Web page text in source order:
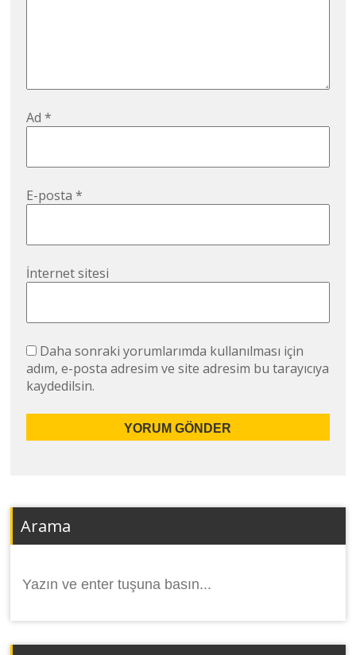
Ad*
E-posta*
İnternet sitesi
Daha sonraki yorumlarımda kullanılması için
adım, e-posta adresim ve site adresim bu tarayıcıya
kaydedilsin.
Arama
yap: